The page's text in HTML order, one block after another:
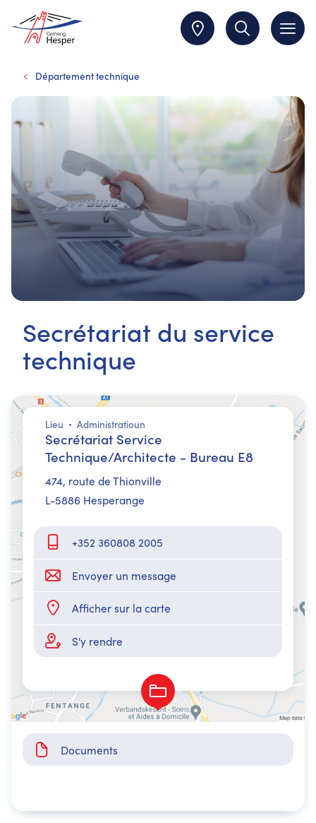
Département technique
Secrétariat du service
technique
Lieu Administratioun
Secrétariat Service
Technique/Architecte - Bureau E8
474,​ route de Thionville
L-5886 Hesperange
+352 360808 2005
Envoyer un message
Afficher sur la carte
S'y rendre
Documents